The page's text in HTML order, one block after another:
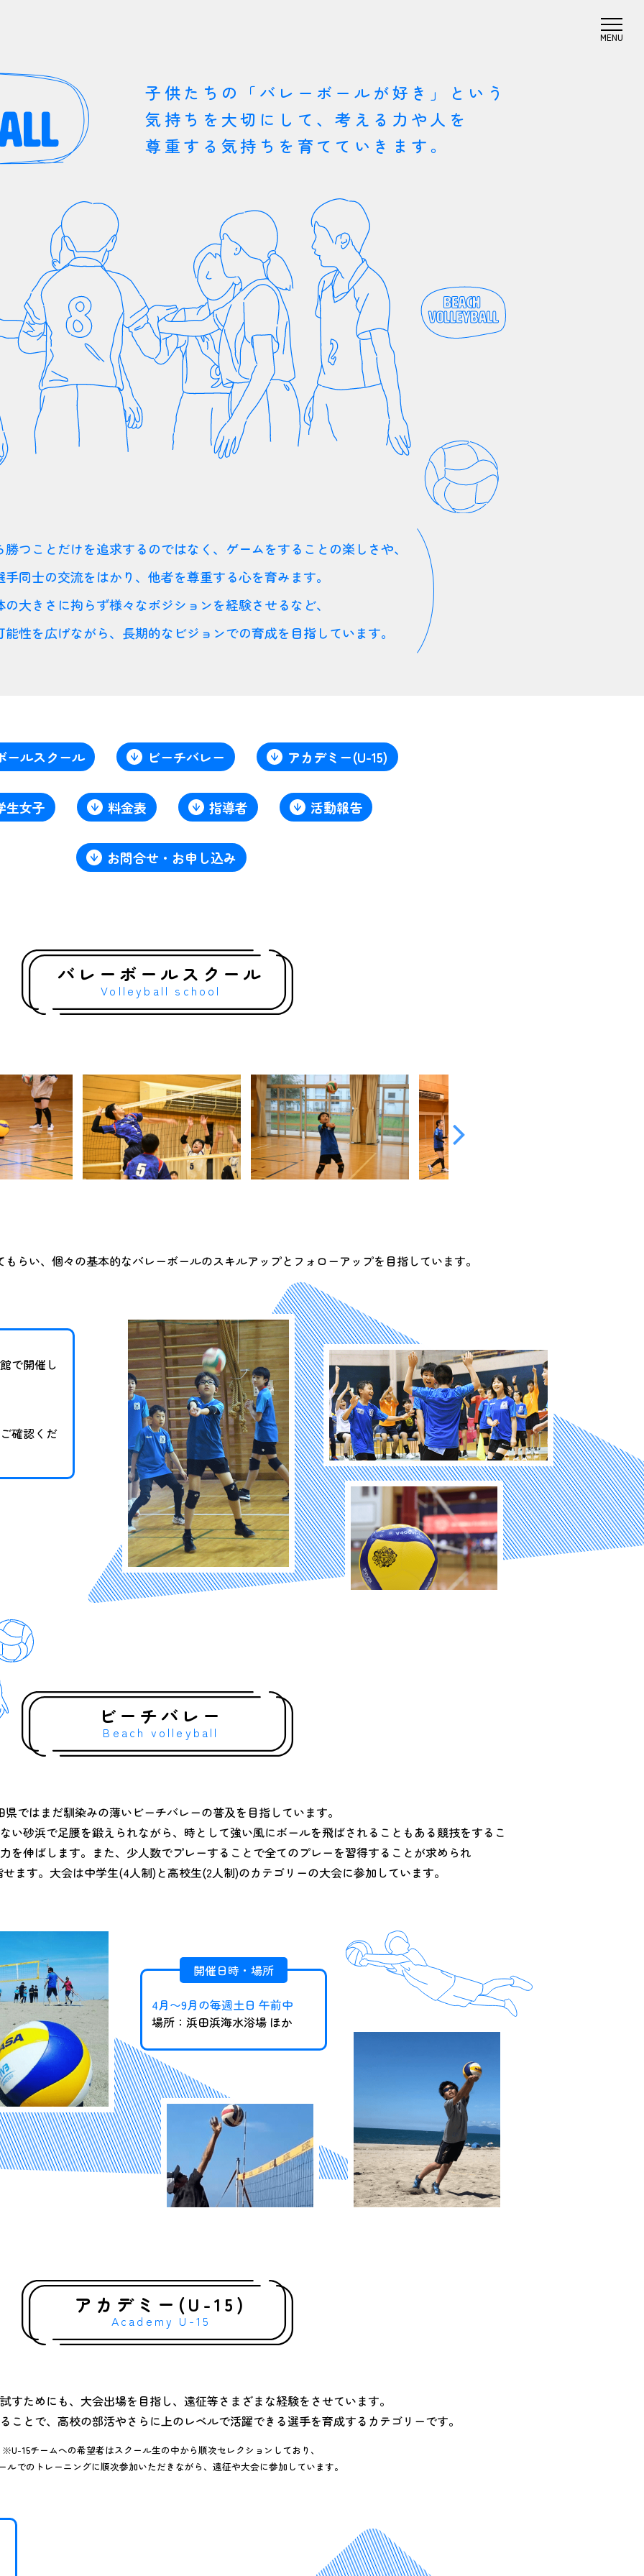
子供たちの「バレーボールが好き」という
気持ちを大切にして、考える力や人を
尊重する気持ちを育てていきます。
つことだけを追求するのではなく、ゲームをすることの楽しさや、
手同士の交流をはかり、他者を尊重する心を育みます。
の大きさに拘らず様々なポジションを経験させるなど、
性を広げながら、長期的なビジョンでの育成を目指しています。
ールスクール ビーチバレー アカデミー(U-15)
生女子 料金表 指導者 活動報告
お問合せ・お申し込み
バレーボールスクール
Volleyball school
らい、個々の基本的なバレーボールのスキルアップとフォローアップを目指しています。
で開催し
確認くだ
ビーチバレー
Beach volleyball
県ではまだ馴染みの薄いビーチバレーの普及を目指しています。
い砂浜で足腰を鍛えられながら、時として強い風にボールを飛ばされることもある競技をするこ
を伸ばします。また、少人数でプレーすることで全てのプレーを習得することが求められ
ます。大会は中学生(4人制)と高校生(2人制)のカテゴリーの大会に参加しています。
開催日時・場所
4月〜9月の毎週土日 午前中
場所：浜田浜海水浴場 ほか
アカデミー(U-15)
Academy U-15
すためにも、大会出場を目指し、遠征等さまざまな経験をさせています。
ことで、高校の部活やさらに上のレベルで活躍できる選手を育成するカテゴリーです。
※U-15チームへの希望者はスクール生の中から順次セレクションしており、
ルでのトレーニングに順次参加いただきながら、遠征や大会に参加しています。